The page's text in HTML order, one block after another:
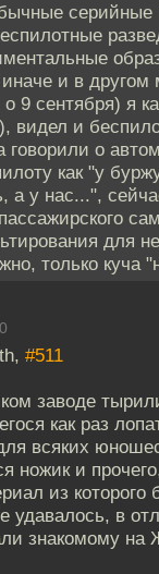
серийные
и в
9 сентября) я
видел и
говорили о
как "у
а у нас...",
для
только куча
#511
заводе
как раз
всяких
ножик и
из которого
удавалось, в
знакомому на